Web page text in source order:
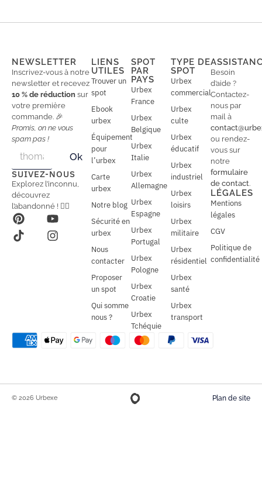
NEWSLETTER
Inscrivez-vous à notre
newsletter et recevez
10 % de réduction sur
votre première
commande. 🎉
Promis, on ne vous
spam pas !
a
i
l
a
i
l
*
Ok
SUIVEZ-NOUS
Explorez l’inconnu,
découvrez
l’abandonné ! 🕵️‍♂️
LIENS
UTILES
Trouver un
spot
Ebook
urbex
Équipement
pour
l’urbex
Carte
urbex
Notre blog
Sécurité en
urbex
Nous
contacter
Proposer
un spot
Qui somme
nous ?
SPOT
PAR
PAYS
Urbex
France
Urbex
Belgique
Urbex
Italie
Urbex
Allemagne
Urbex
Espagne
Urbex
Portugal
Urbex
Pologne
Urbex
Croatie
Urbex
Tchéquie
TYPE DE
SPOT
Urbex
commercial
Urbex
culte
Urbex
éducatif
Urbex
industriel
Urbex
loisirs
Urbex
militaire
Urbex
résidentiel
Urbex
santé
Urbex
transport
Besoin
d’aide ?
Contactez-
nous par
mail à
ou rendez-
vous sur
notre
formulaire
de contact.
LÉGALES
Mentions
légales
CGV
Politique de
confidentialité
© 2026 Urbexe Plan de site